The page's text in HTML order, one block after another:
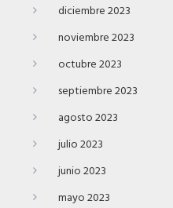
diciembre 2023
noviembre 2023
octubre 2023
septiembre 2023
agosto 2023
julio 2023
junio 2023
mayo 2023